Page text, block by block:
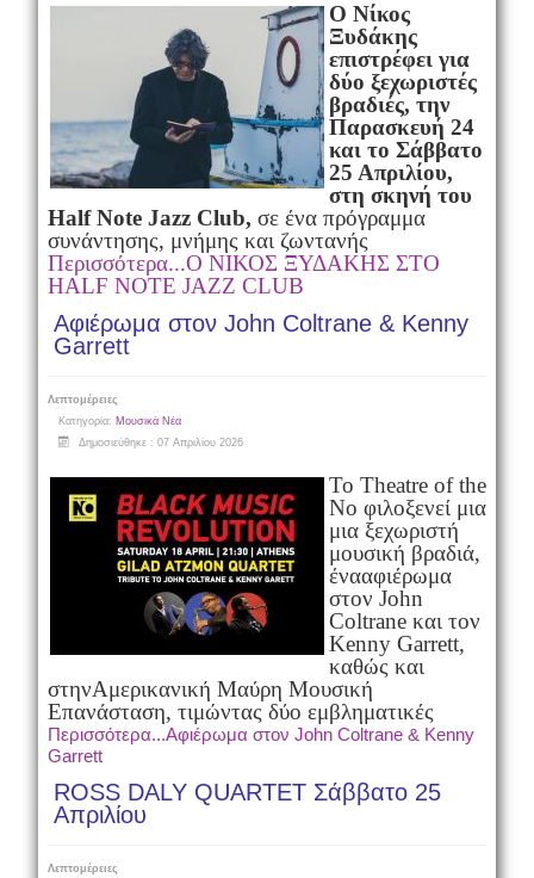
Ο Νίκος
Ξυδάκης
επιστρέφει για
δύο ξεχωριστές
βραδιές, την
Παρασκευή 24
και το Σάββατο
25 Απριλίου,
στη σκηνή του
Half Note Jazz Club, σε ένα πρόγραμμα
συνάντησης, μνήμης και ζωντανής
Περισσότερα...Ο ΝΙΚΟΣ ΞΥΔΑΚΗΣ ΣΤΟ
HALF NOTE JAZZ CLUB
Αφιέρωμα στον John Coltrane & Kenny
Garrett
Λεπτομέρειες
Κατηγορία: Μουσικά Νέα
Δημοσιεύθηκε : 07 Απριλίου 2026
Το Theatre of the
No φιλοξενεί μια
μια ξεχωριστή
μουσική βραδιά,
ένααφιέρωμα
στον John
Coltrane και τον
Kenny Garrett,
καθώς και
στηνΑμερικανική Μαύρη Μουσική
Επανάσταση, τιμώντας δύο εμβληματικές
Περισσότερα...Αφιέρωμα στον John Coltrane & Kenny
Garrett
ROSS DALY QUARTET Σάββατο 25
Απριλίου
Λεπτομέρειες